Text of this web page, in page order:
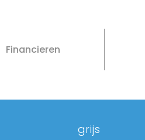
Financieren
grijs